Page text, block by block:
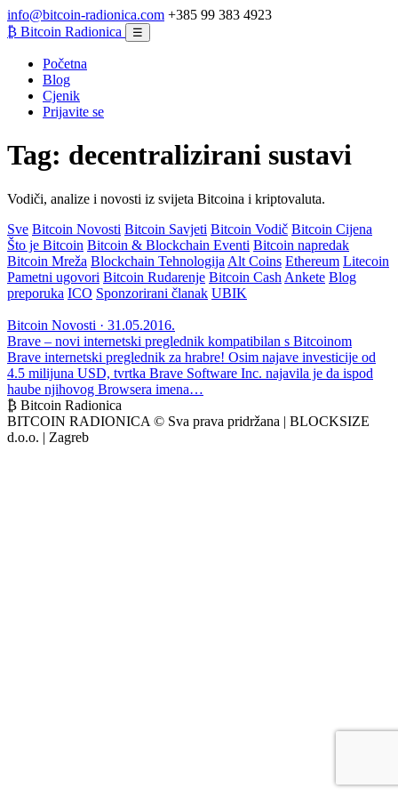
info@bitcoin-radionica.com +385 99 383 4923
₿ Bitcoin Radionica ☰
Početna
Blog
Cjenik
Prijavite se
Tag: decentralizirani sustavi
Vodiči, analize i novosti iz svijeta Bitcoina i kriptovaluta.
Sve Bitcoin Novosti Bitcoin Savjeti Bitcoin Vodič Bitcoin Cijena
Što je Bitcoin Bitcoin & Blockchain Eventi Bitcoin napredak
Bitcoin Mreža Blockchain Tehnologija Alt Coins Ethereum Litecoin
Pametni ugovori Bitcoin Rudarenje Bitcoin Cash Ankete Blog
preporuka ICO Sponzorirani članak UBIK
Bitcoin Novosti · 31.05.2016.
Brave – novi internetski preglednik kompatibilan s Bitcoinom
Brave internetski preglednik za hrabre! Osim najave investicije od
4.5 milijuna USD, tvrtka Brave Software Inc. najavila je da ispod
haube njihovog Browsera imena…
₿ Bitcoin Radionica
BITCOIN RADIONICA © Sva prava pridržana | BLOCKSIZE
d.o.o. | Zagreb